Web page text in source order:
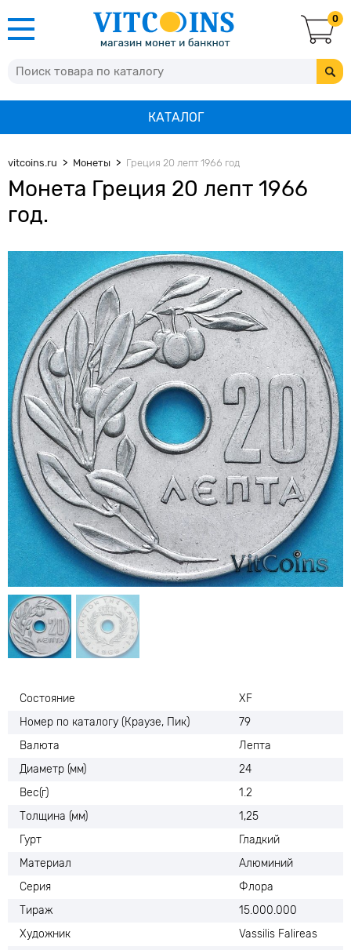
0
КАТАЛОГ
vitcoins.ru Монеты Греция 20 лепт 1966 год
Монета Греция 20 лепт 1966
год.
Состояние
XF
Номер по каталогу (Краузе, Пик)
79
Валюта
Лепта
Диаметр (мм)
24
Вес(г)
1.2
Толщина (мм)
1,25
Гурт
Гладкий
Материал
Алюминий
Серия
Флора
Тираж
15.000.000
Художник
Vassilis Falireas